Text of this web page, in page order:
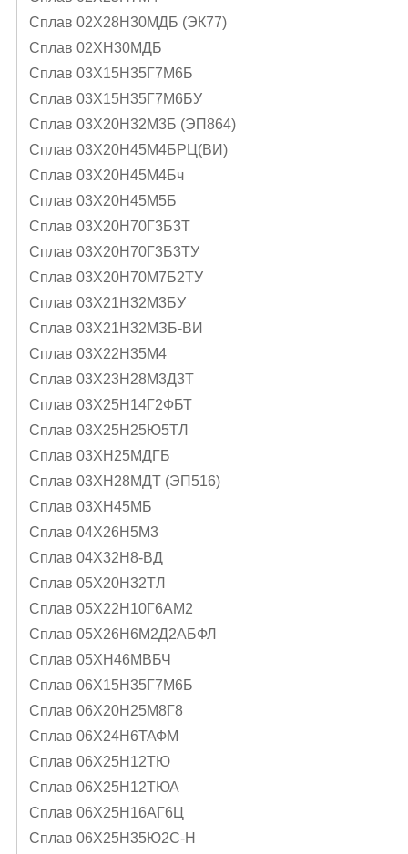
Сплав 02Х28Н30МДБ (ЭК77)
Сплав 02ХН30МДБ
Сплав 03Х15Н35Г7М6Б
Сплав 03Х15Н35Г7М6БУ
Сплав 03Х20Н32М3Б (ЭП864)
Сплав 03Х20Н45М4БРЦ(ВИ)
Сплав 03Х20Н45М4Бч
Сплав 03Х20Н45М5Б
Сплав 03Х20Н70Г3Б3Т
Сплав 03Х20Н70Г3Б3ТУ
Сплав 03Х20Н70М7Б2ТУ
Сплав 03Х21Н32М3БУ
Сплав 03Х21Н32МЗБ-ВИ
Сплав 03Х22Н35М4
Сплав 03Х23Н28М3Д3Т
Сплав 03Х25Н14Г2ФБТ
Сплав 03Х25Н25Ю5ТЛ
Сплав 03ХН25МДГБ
Сплав 03ХН28МДТ (ЭП516)
Сплав 03ХН45МБ
Сплав 04Х26Н5М3
Сплав 04Х32Н8-ВД
Сплав 05X20H32TЛ
Сплав 05Х22Н10Г6АМ2
Сплав 05Х26Н6М2Д2АБФЛ
Сплав 05ХН46МВБЧ
Сплав 06Х15Н35Г7М6Б
Сплав 06Х20Н25М8Г8
Сплав 06Х24Н6ТАФМ
Сплав 06Х25Н12ТЮ
Сплав 06Х25Н12ТЮА
Сплав 06Х25Н16АГ6Ц
Сплав 06Х25Н35Ю2С-Н